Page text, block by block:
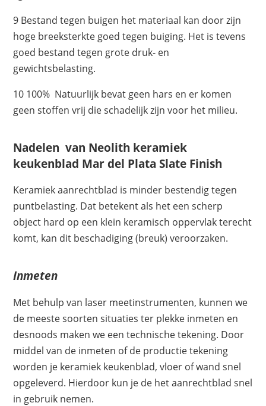
9 Bestand tegen buigen het materiaal kan door zijn
hoge breeksterkte goed tegen buiging. Het is tevens
goed bestand tegen grote druk- en
gewichtsbelasting.
10 100% Natuurlijk bevat geen hars en er komen
geen stoffen vrij die schadelijk zijn voor het milieu.
Nadelen van Neolith keramiek
keukenblad Mar del Plata Slate Finish
Keramiek aanrechtblad is minder bestendig tegen
puntbelasting. Dat betekent als het een scherp
object hard op een klein keramisch oppervlak terecht
komt, kan dit beschadiging (breuk) veroorzaken.
Inmeten
Met behulp van laser meetinstrumenten, kunnen we
de meeste soorten situaties ter plekke inmeten en
desnoods maken we een technische tekening. Door
middel van de inmeten of de productie tekening
worden je keramiek keukenblad, vloer of wand snel
opgeleverd. Hierdoor kun je de het aanrechtblad snel
in gebruik nemen.